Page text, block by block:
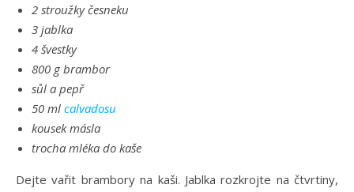
2 stroužky česneku
3 jablka
4 švestky
800 g brambor
sůl a pepř
50 ml calvadosu
kousek másla
trocha mléka do kaše
Dejte vařit brambory na kaši. Jablka rozkrojte na čtvrtiny,